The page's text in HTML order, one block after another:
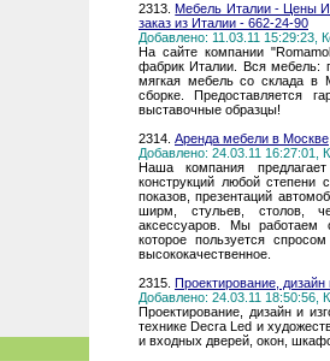
2313.Мебель Италии - Цены
заказ из Италии - 662-24-90
Добавлено: 11.03.11 15:29:23,
На сайте компании
фабрик Италии. Вся мебель:
мягкая мебель со склада в
сборке. Предоставляется
выставочные образцы!
2314. Аренда мебели в Москве
Добавлено: 24.03.11 16:27:01,
Наша компания
конструкций любой степени
показов, презентаций
ширм, стульев, столов,
аксессуаров. Мы работаем
которое пользуется
высококачественное.
2315. Проектирование,
Добавлено: 24.03.11 18:50:56,
Проектирование, дизайн и
технике Decra Led и
и входных дверей, окон,